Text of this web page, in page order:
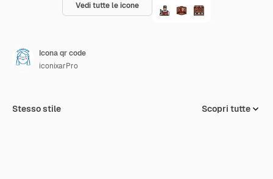
Vedi tutte le icone
Icona qr code
iconixarPro
Stesso stile Scopri tutte